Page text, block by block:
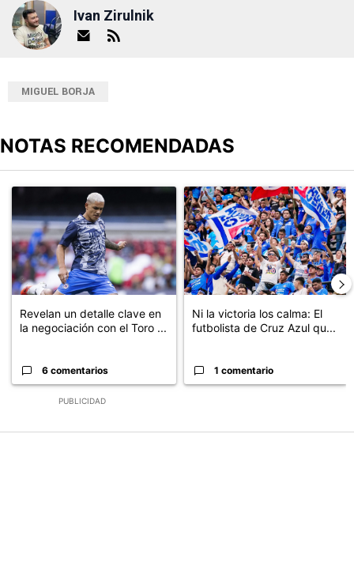
Ivan Zirulnik
MIGUEL BORJA
NOTAS RECOMENDADAS
PUBLICIDAD
Un artículo de tendencia con el título "Revelan un detalle clave
Revelan un detalle clave en
la negociación con el Toro ...
6 comentarios
Un artículo de tendencia con el
Ni la victoria los calma: El
futbolista de Cruz Azul qu...
1 comentario